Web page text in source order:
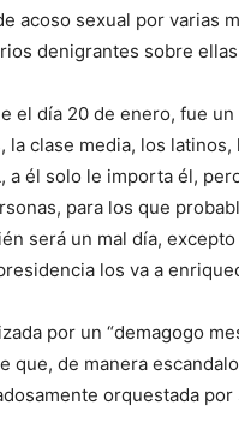
acoso sexual por varias
denigrantes sobre
el día 20 de enero, fue
la clase media, los
a él solo le importa él,
para los que
será un mal día,
los va a
por un “demagogo
que, de manera
orquestada